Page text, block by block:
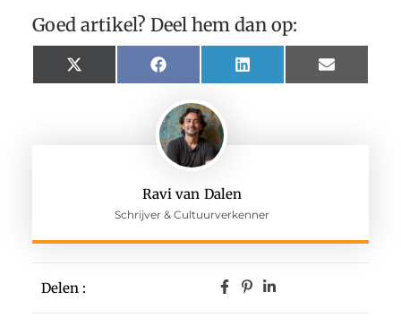
Ravi van Dalen
Schrijver & Cultuurverkenner
Delen :
Goed artikel? Deel hem dan op:
X
(Twitter)
Facebook LinkedIn Email